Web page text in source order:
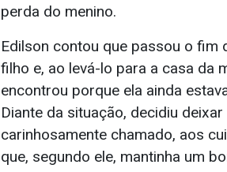
perda do menino.
Edilson contou que passou o fim
filho e, ao levá-lo para a casa da
encontrou porque ela ainda
Diante da situação, decidiu
carinhosamente chamado, aos
que, segundo ele, mantinha um